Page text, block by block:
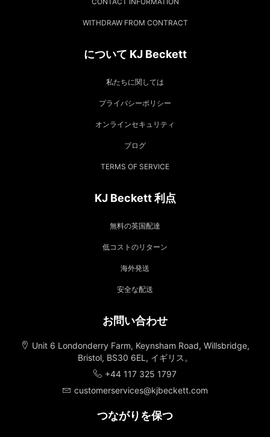
WITHDRAW FROM CONTRACT
について KJ Beckett
私たちに関しては
プライバシーポリシー
オンラインセキュリティ
ブログ
TERMS OF SERVICE
KJ Beckett 利点
無料の英国配達
低コストのリターン
海外発送
安全な配送
お問い合わせ
Unit 6 Londonderry Farm, Keynsham Road, Willsbridge,
Bristol, BS30 6EL, イギリス。
+44 117 325 1797
customerservices@kjbeckett.com
つながりを保つ